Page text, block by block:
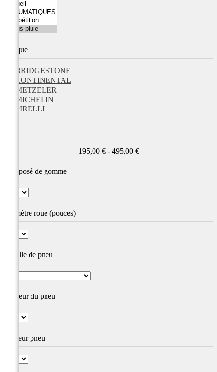
Marque
BRIDGESTONE
CONTINENTAL
METZELER
MICHELIN
PIRELLI
195,00 € - 495,00 €
Composé de gomme
Diamètre roue (pouces)
Famille de pneu
Hauteur du pneu
Largeur pneu